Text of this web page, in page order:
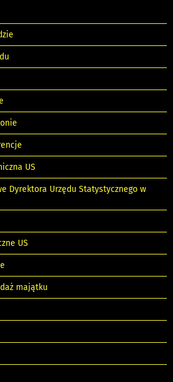
US
Dyrektora Urzędu Statystycznego w
US
majątku